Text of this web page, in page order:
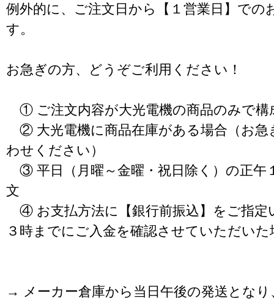
例外的に、ご注文日から【１営業日】での
す。
お急ぎの方、どうぞご利用ください！
① ご注文内容が大光電機の商品のみで構
② 大光電機に商品在庫がある場合（お急
わせください）
③ 平日（月曜～金曜・祝日除く）の正午
文
④ お支払方法に【銀行前振込】をご指定
３時までにご入金を確認させていただいた
→ メーカー倉庫から当日午後の発送となり